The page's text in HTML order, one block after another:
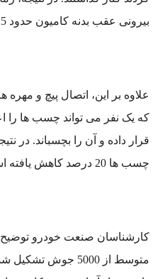
بیرونی عقب بدنه کامیون حدود 25 درصد کاهش یافت.
علاوه بر این، اتصال پیچ و مهره
که یک نفر می تواند چسب ها را
قرار داده و آن را بچسباند. در
چسب ها 20 درصد کاهش یافته است.
کارشناسان صنعت خودرو
متوسط از 5000 جوش